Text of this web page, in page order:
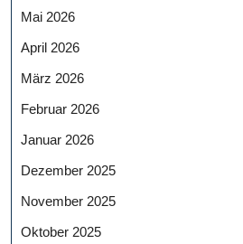
Mai 2026
April 2026
März 2026
Februar 2026
Januar 2026
Dezember 2025
November 2025
Oktober 2025